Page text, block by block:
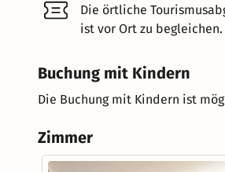
Die örtliche
ist vor Ort zu begleichen.
Buchung mit Kindern
Die Buchung mit Kindern ist
Zimmer